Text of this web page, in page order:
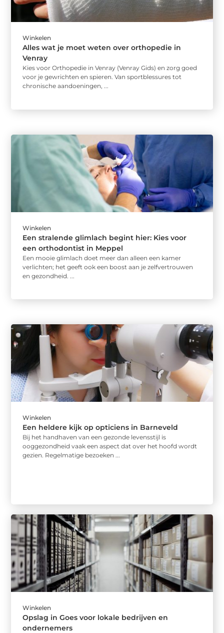
Winkelen
Alles wat je moet weten over orthopedie in
Venray
Kies voor Orthopedie in Venray (Venray Gids) en zorg goed
voor je gewrichten en spieren. Van sportblessures tot
chronische aandoeningen, ...
Winkelen
Een stralende glimlach begint hier: Kies voor
een orthodontist in Meppel
Een mooie glimlach doet meer dan alleen een kamer
verlichten; het geeft ook een boost aan je zelfvertrouwen
en gezondheid. ...
Winkelen
Een heldere kijk op opticiens in Barneveld
Bij het handhaven van een gezonde levensstijl is
ooggezondheid vaak een aspect dat over het hoofd wordt
gezien. Regelmatige bezoeken ...
Winkelen
Opslag in Goes voor lokale bedrijven en
ondernemers